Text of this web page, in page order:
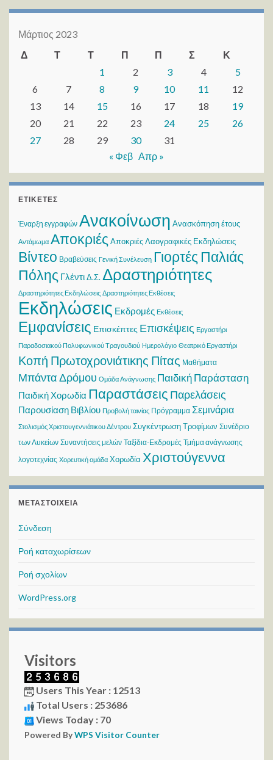
Μάρτιος 2023
Δ
Τ Τ Π Π Σ
Κ
1
2 3 4
5
6
7 8 9 10 11
12
13
14 15 16 17 18
19
20
21 22 23 24 25
26
27
28 29 30
31
« Φεβ Απρ »
ΕΤΙΚΈΤΕΣ
Έναρξη εγγραφών Ανακοίνωση Ανασκόπηση έτους
Αντάμωμα Αποκριές Αποκριές Λαογραφικές Εκδηλώσεις
Βίντεο Βραβεύσεις Γενική Συνέλευση Γιορτές Παλιάς
Πόλης ΓλέντιΔ.Σ. Δραστηριότητες
Δραστηριότητες Εκδηλώσεις Δραστηριότητες Εκθέσεις
Εκδηλώσεις Εκδρομές Εκθέσεις
Εμφανίσεις Επισκέπτες Επισκέψεις Εργαστήρι
Παραδοσιακού Πολυφωνικού Τραγουδιού Ημερολόγιο Θεατρικό Εργαστήρι
Κοπή Πρωτοχρονιάτικης Πίτας Μαθήματα
Μπάντα Δρόμου Ομάδα Ανάγνωσης Παιδική Παράσταση
Παιδική Χορωδία Παραστάσεις Παρελάσεις
Παρουσίαση Βιβλίου Προβολή ταινίας Πρόγραμμα Σεμινάρια
Στολισμός Χριστουγεννιάτικου Δέντρου Συγκέντρωση Τροφίμων Συνέδριο
των Λυκείων Συναντήσεις μελών Ταξίδια-Εκδρομές Τμήμα ανάγνωσης
λογοτεχνίας Χορευτική ομάδα Χορωδία Χριστούγεννα
ΜΕΤΑΣΤΟΙΧΕΊΑ
Σύνδεση
Ροή καταχωρίσεων
Ροή σχολίων
WordPress.org
Visitors
Users This Year : 12513
Total Users : 253686
Views Today : 70
Powered ByWPS Visitor Counter